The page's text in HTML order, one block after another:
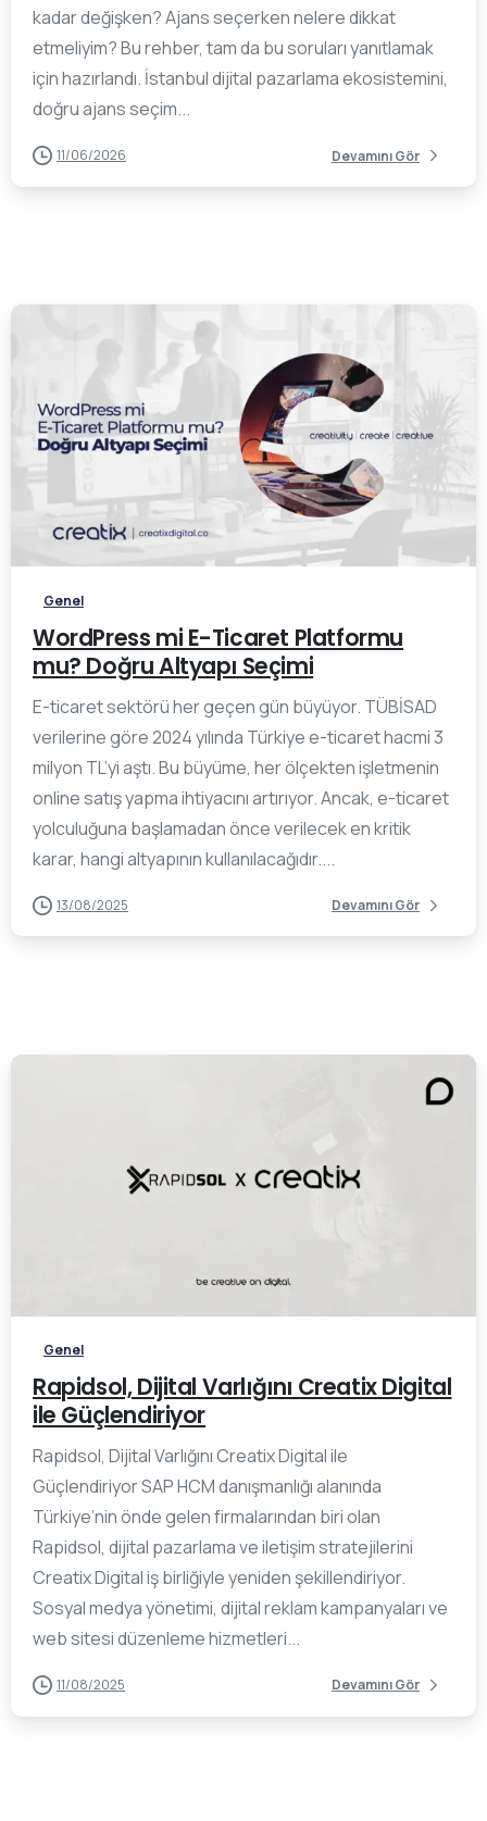
kadar değişken? Ajans seçerken nelere dikkat
etmeliyim? Bu rehber, tam da bu soruları yanıtlamak
için hazırlandı. İstanbul dijital pazarlama ekosistemini,
doğru ajans seçim...
11/06/2026 Devamını Gör
Genel
WordPress mi E-Ticaret Platformu
mu? Doğru Altyapı Seçimi
E-ticaret sektörü her geçen gün büyüyor. TÜBİSAD
verilerine göre 2024 yılında Türkiye e-ticaret hacmi 3
milyon TL’yi aştı. Bu büyüme, her ölçekten işletmenin
online satış yapma ihtiyacını artırıyor. Ancak, e-ticaret
yolculuğuna başlamadan önce verilecek en kritik
karar, hangi altyapının kullanılacağıdır....
13/08/2025 Devamını Gör
Genel
Rapidsol, Dijital Varlığını Creatix Digital
ile Güçlendiriyor
Rapidsol, Dijital Varlığını Creatix Digital ile
Güçlendiriyor SAP HCM danışmanlığı alanında
Türkiye’nin önde gelen firmalarından biri olan
Rapidsol, dijital pazarlama ve iletişim stratejilerini
Creatix Digital iş birliğiyle yeniden şekillendiriyor.
Sosyal medya yönetimi, dijital reklam kampanyaları ve
web sitesi düzenleme hizmetleri...
11/08/2025 Devamını Gör